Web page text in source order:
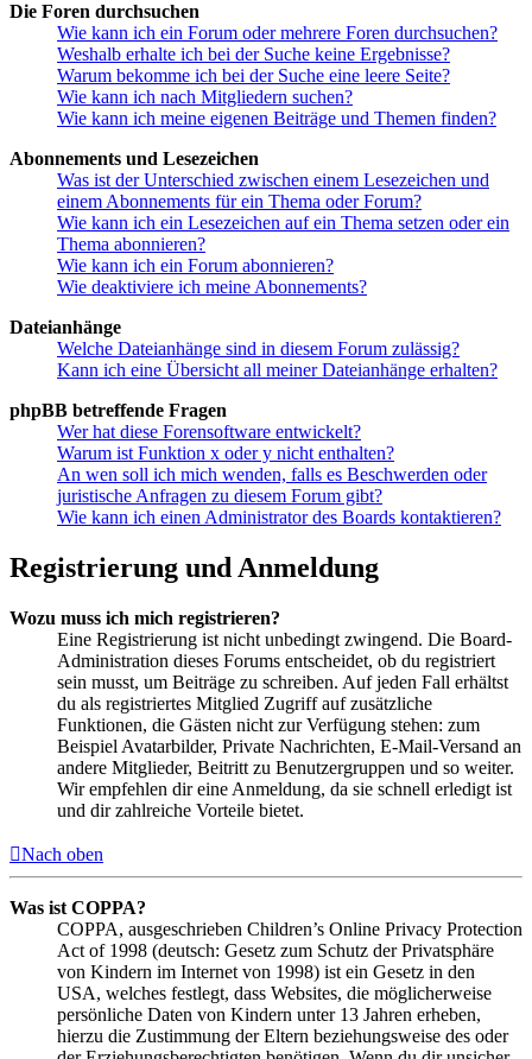
Die Foren durchsuchen
Wie kann ich ein Forum oder mehrere Foren durchsuchen?
Weshalb erhalte ich bei der Suche keine Ergebnisse?
Warum bekomme ich bei der Suche eine leere Seite?
Wie kann ich nach Mitgliedern suchen?
Wie kann ich meine eigenen Beiträge und Themen finden?
Abonnements und Lesezeichen
Was ist der Unterschied zwischen einem Lesezeichen und
einem Abonnements für ein Thema oder Forum?
Wie kann ich ein Lesezeichen auf ein Thema setzen oder ein
Thema abonnieren?
Wie kann ich ein Forum abonnieren?
Wie deaktiviere ich meine Abonnements?
Dateianhänge
Welche Dateianhänge sind in diesem Forum zulässig?
Kann ich eine Übersicht all meiner Dateianhänge erhalten?
phpBB betreffende Fragen
Wer hat diese Forensoftware entwickelt?
Warum ist Funktion x oder y nicht enthalten?
An wen soll ich mich wenden, falls es Beschwerden oder
juristische Anfragen zu diesem Forum gibt?
Wie kann ich einen Administrator des Boards kontaktieren?
Registrierung und Anmeldung
Wozu muss ich mich registrieren?
Eine Registrierung ist nicht unbedingt zwingend. Die Board-
Administration dieses Forums entscheidet, ob du registriert
sein musst, um Beiträge zu schreiben. Auf jeden Fall erhältst
du als registriertes Mitglied Zugriff auf zusätzliche
Funktionen, die Gästen nicht zur Verfügung stehen: zum
Beispiel Avatarbilder, Private Nachrichten, E-Mail-Versand an
andere Mitglieder, Beitritt zu Benutzergruppen und so weiter.
Wir empfehlen dir eine Anmeldung, da sie schnell erledigt ist
und dir zahlreiche Vorteile bietet.
Nach oben
Was ist COPPA?
COPPA, ausgeschrieben Children’s Online Privacy Protection
Act of 1998 (deutsch: Gesetz zum Schutz der Privatsphäre
von Kindern im Internet von 1998) ist ein Gesetz in den
USA, welches festlegt, dass Websites, die möglicherweise
persönliche Daten von Kindern unter 13 Jahren erheben,
hierzu die Zustimmung der Eltern beziehungsweise des oder